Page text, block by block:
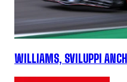
WILLIAMS, SVILUPPI